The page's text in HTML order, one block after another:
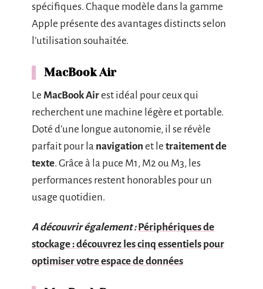
spécifiques. Chaque modèle dans la gamme
Apple présente des avantages distincts selon
l’utilisation souhaitée.
MacBook Air
Le MacBook Airest idéal pour ceux qui
recherchent une machine légère et portable.
Doté d’une longue autonomie, il se révèle
parfait pour la navigation et le traitement de
texte. Grâce à la puce M1, M2 ou M3, les
performances restent honorables pour un
usage quotidien.
A découvrir également : Périphériques de
stockage : découvrez les cinq essentiels pour
optimiser votre espace de données